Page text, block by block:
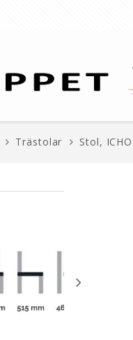
Trästolar Stol, ICHO